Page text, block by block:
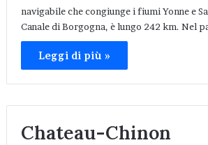
navigabile che congiunge i fiumi Yonne e
Canale di Borgogna, è lungo 242 km. Nel
Leggi di più »
Chateau-Chinon